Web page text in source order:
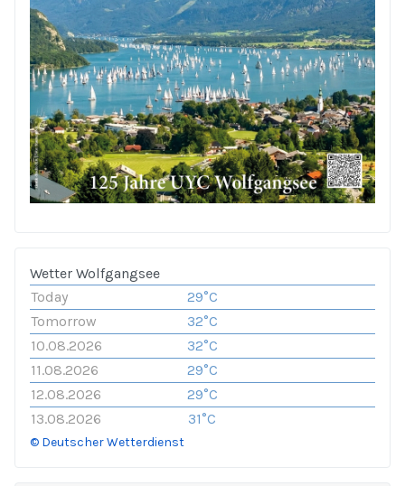
Wetter Wolfgangsee
Today
29°C
Tomorrow
32°C
10.08.2026
32°C
11.08.2026
29°C
12.08.2026
29°C
13.08.2026
31°C
© Deutscher Wetterdienst